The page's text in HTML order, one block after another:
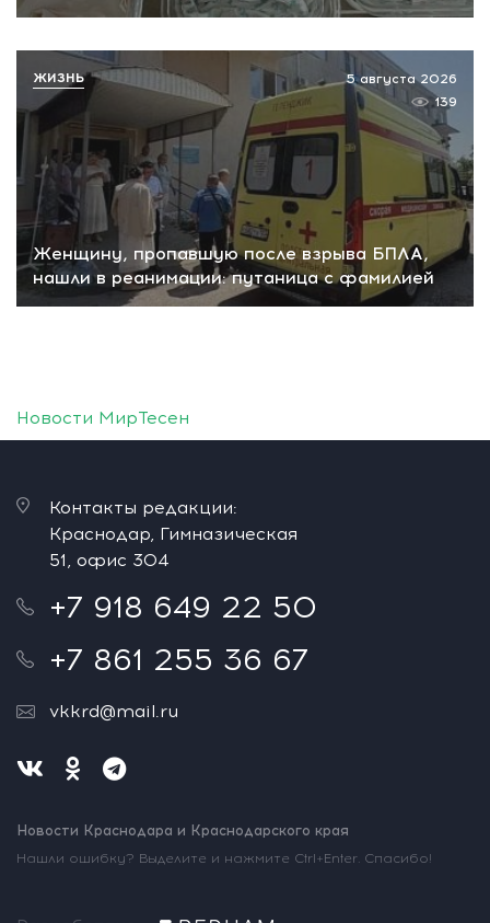
Женщину, пропавшую после взрыва БПЛА,
нашли в реанимации: путаница с фамилией
5 августа 2026
139
ЖИЗНЬ
Новости МирТесен
Контакты редакции:
Краснодар, Гимназическая
51, офис 304
+7 918 649 22 50
+7 861 255 36 67
vkkrd@mail.ru
Новости Краснодара и Краснодарского края
Нашли ошибку? Выделите и нажмите Ctrl+Enter. Спасибо!